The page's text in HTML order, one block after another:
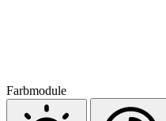
Farbmodule